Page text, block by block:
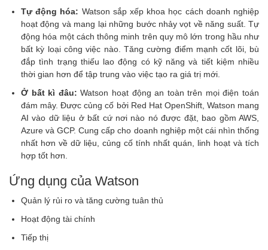
Tự động hóa: Watson sắp xếp khoa học cách doanh nghiệp
hoạt động và mang lại những bước nhảy vọt về năng suất. Tự
động hóa một cách thông minh trên quy mô lớn trong hầu như
bất kỳ loại công việc nào. Tăng cường điểm mạnh cốt lõi, bù
đắp tình trạng thiếu lao động có kỹ năng và tiết kiệm nhiều
thời gian hơn để tập trung vào việc tạo ra giá trị mới.
Ở bất kì đâu: Watson hoạt động an toàn trên mọi điện toán
đám mây. Được củng cố bởi Red Hat OpenShift, Watson mang
AI vào dữ liệu ở bất cứ nơi nào nó được đặt, bao gồm AWS,
Azure và GCP. Cung cấp cho doanh nghiệp một cái nhìn thống
nhất hơn về dữ liệu, củng cố tính nhất quán, linh hoạt và tích
hợp tốt hơn.
Ứng dụng của Watson
Quản lý rủi ro và tăng cường tuân thủ
Hoạt động tài chính
Tiếp thị